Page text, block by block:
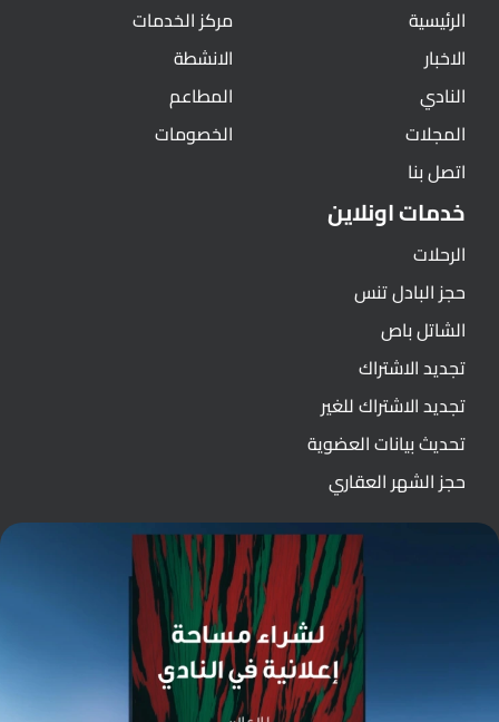
الرئيسية
الاخبار
النادي
المجلات
اتصل بنا
مركز الخدمات
الانشطة
المطاعم
الخصومات
خدمات اونلاين
الرحلات
حجز البادل تنس
الشاتل باص
تجديد الاشتراك
تجديد الاشتراك للغير
تحديث بيانات العضوية
حجز الشهر العقاري